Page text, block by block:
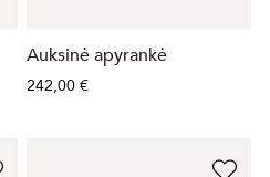
Auksinė apyrankė
242,00 €